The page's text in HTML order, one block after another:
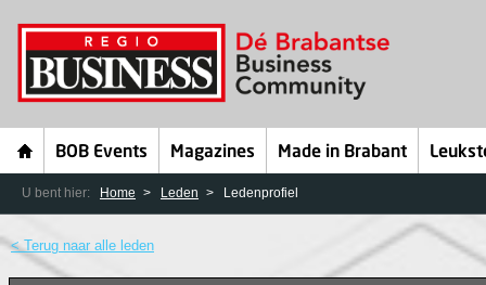
BOB Events Magazines Made in Brabant
U bent hier: Home Leden Ledenprofiel
< Terug naar alle leden